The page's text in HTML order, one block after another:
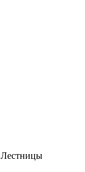
Лестницы